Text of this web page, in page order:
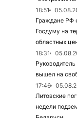
18:51
Граждане РФ
Госдуму на
областных
18:31
вышел на
17:46
Литовские
недели